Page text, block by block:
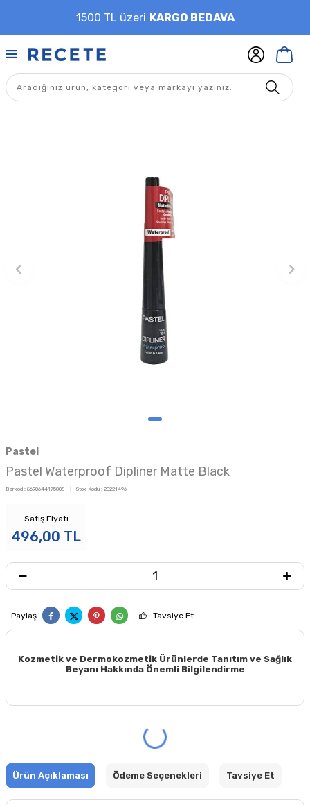
1500 TL üzeri KARGO BEDAVA
Pastel
Pastel Waterproof Dipliner Matte Black
Barkod : 8690644175008 Stok Kodu : 20221496
Satış Fiyatı
496,00 TL
Paylaş Tavsiye Et
Kozmetik ve Dermokozmetik Ürünlerde Tanıtım ve Sağlık
Beyanı Hakkında Önemli Bilgilendirme
Ürün Açıklaması Ödeme Seçenekleri Tavsiye Et